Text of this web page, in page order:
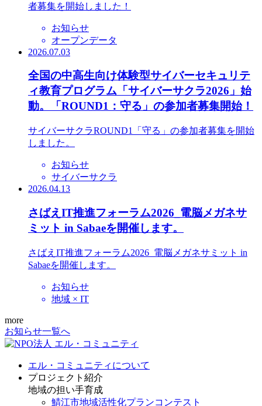
者募集を開始しました！
お知らせ
オープンデータ
2026.07.03
全国の中高生向け体験型サイバーセキュリテ
ィ教育プログラム「サイバーサクラ2026」始
動。「ROUND1：守る」の参加者募集開始！
サイバーサクラROUND1「守る」の参加者募集を開始
しました。
お知らせ
サイバーサクラ
2026.04.13
さばえIT推進フォーラム2026_電脳メガネサ
ミット in Sabaeを開催します。
さばえIT推進フォーラム2026_電脳メガネサミット in
Sabaeを開催します。
お知らせ
地域 × IT
more
お知らせ一覧へ
エル・コミュニティについて
プロジェクト紹介
地域の担い手育成
鯖江市地域活性化プランコンテスト